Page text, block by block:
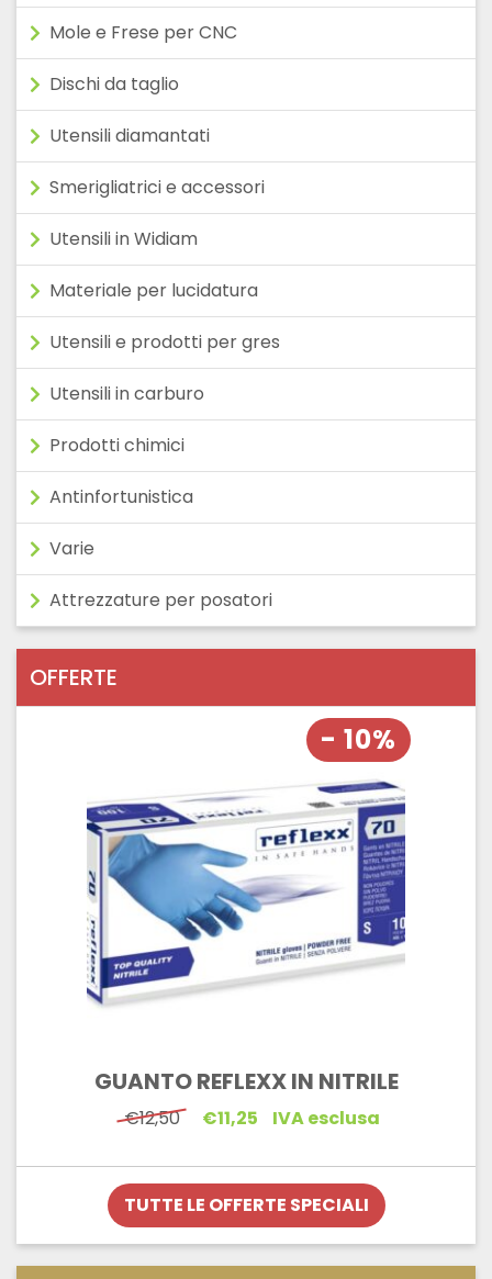
Mole e Frese per CNC
Dischi da taglio
Utensili diamantati
Smerigliatrici e accessori
Utensili in Widiam
Materiale per lucidatura
Utensili e prodotti per gres
Utensili in carburo
Prodotti chimici
Antinfortunistica
Varie
Attrezzature per posatori
OFFERTE
- 10%
GUANTO REFLEXX IN NITRILE
€12,50 Il
era:
€12,50.
€11,25
Il
è:
€11,25.
IVA esclusa
TUTTE LE OFFERTE SPECIALI